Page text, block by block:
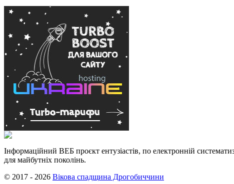
Інформаційний ВЕБ проєкт ентузіастів, по електронній
для майбутніх поколінь.
© 2017 - 2026 Вікова спадщина Дрогобиччини